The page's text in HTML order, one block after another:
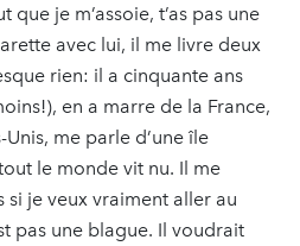
que je m’assoie, t’as pas une
avec lui, il me livre deux
rien: il a cinquante ans
en a marre de la France,
me parle d’une île
le monde vit nu. Il me
je veux vraiment aller au
pas une blague. Il voudrait